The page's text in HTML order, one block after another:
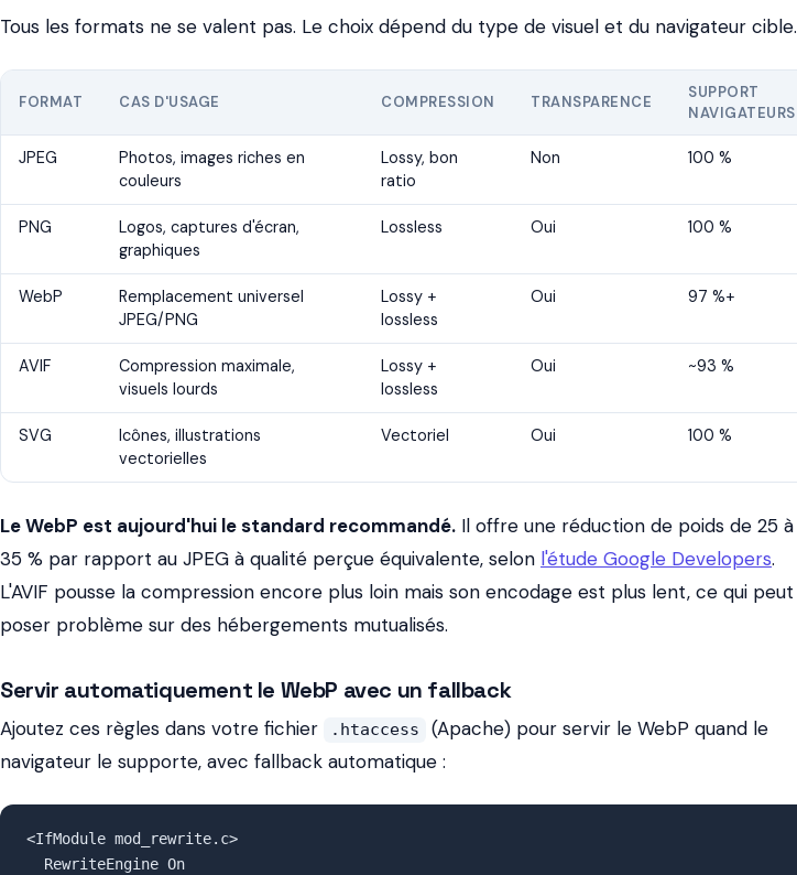
Tous les formats ne se valent pas. Le choix dépend du type de visuel et du navigateur cible.
FORMAT CAS D'USAGE COMPRESSION TRANSPARENCE
SUPPORT
NAVIGATEURS
JPEG
Photos, images riches en
couleurs
Lossy, bon
ratio
Non 100 %
PNG
Logos, captures d'écran,
graphiques
Lossless Oui 100 %
WebP
Remplacement universel
JPEG/PNG
Lossy +
lossless
Oui 97 %+
AVIF
Compression maximale,
visuels lourds
Lossy +
lossless
Oui ~93 %
SVG
Icônes, illustrations
vectorielles
Vectoriel Oui 100 %
Le WebP est aujourd'hui le standard recommandé. Il offre une réduction de poids de 25 à
35 % par rapport au JPEG à qualité perçue équivalente, selon l'étude Google Developers.
L'AVIF pousse la compression encore plus loin mais son encodage est plus lent, ce qui peut
poser problème sur des hébergements mutualisés.
Servir automatiquement le WebP avec un fallback
Ajoutez ces règles dans votre fichier .htaccess
(Apache) pour servir le WebP quand le
navigateur le supporte, avec fallback automatique :
<IfModule mod_rewrite.c>
  RewriteEngine On